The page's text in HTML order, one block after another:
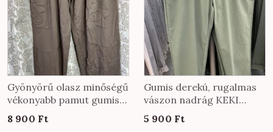
Gyönyörű olasz minőségű
vékonyabb pamut gumis
derekú nadrág EXTRA
méretben fango színben
8 900 Ft
Gumis derekú, rugalmas
vászon nadrág KEKI
színben
5 900 Ft
több
variációja
van.
A
változatok
a
termékoldalon
választhatók